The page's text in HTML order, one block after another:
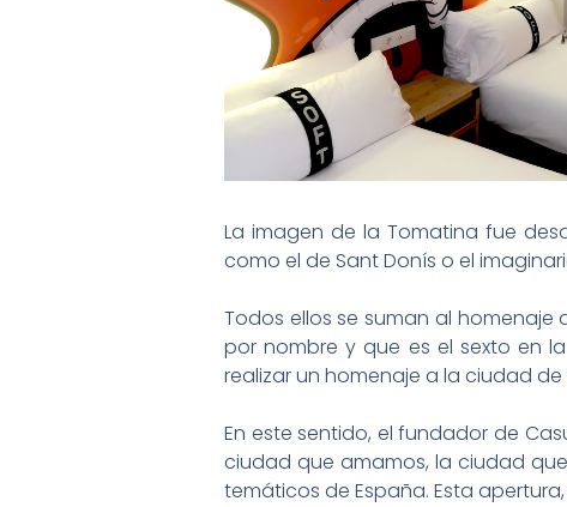
La imagen de la Tomatina fue
como el de Sant Donís o el
Todos ellos se suman al
por nombre y que es el sexto en
realizar un homenaje a la ciudad de
En este sentido, el fundador de
ciudad que amamos, la ciudad
temáticos de España. Esta